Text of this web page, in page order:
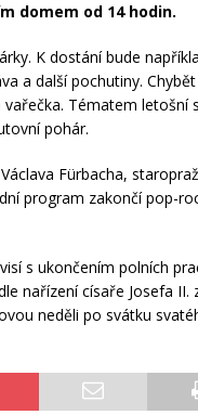
domem od 14 hodin.
K dostání bude
a další pochutiny.
Tématem letošní
pohár.
Fürbacha,
program zakončí pop-
s ukončením polních
nařízení císaře Josefa II.
neděli po svátku